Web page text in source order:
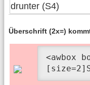
drunter (S4)
Überschrift (2x=)
<awbox